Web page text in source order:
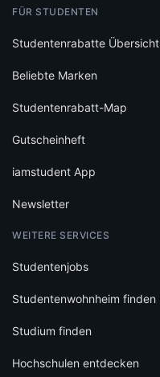
FÜR STUDENTEN
Studentenrabatte Übersicht
Beliebte Marken
Studentenrabatt-Map
Gutscheinheft
iamstudent App
Newsletter
WEITERE SERVICES
Studentenjobs
Studentenwohnheim finden
Studium finden
Hochschulen entdecken